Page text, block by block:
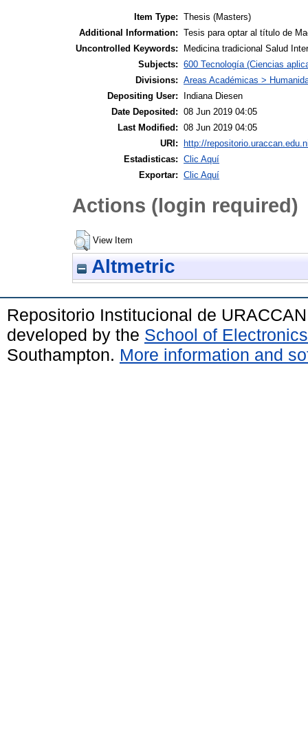
Item Type: Thesis (Masters)
Additional Information: Tesis para optar al título de
Uncontrolled Keywords:
Medicina tradicional Salud
Subjects: 600 Tecnología (Ciencias
Divisions: Areas Académicas >
Depositing User:
Indiana Diesen
Date Deposited: 08 Jun 2019 04:05
Last Modified: 08 Jun 2019 04:05
URI:
http://
Estadisticas: Clic Aquí
Exportar: Clic Aquí
Actions (login required)
View Item
Altmetric
Repositorio Institucional de
developed by the School of
Southampton. More information and